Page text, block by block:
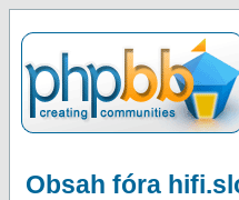
Obsah fóra